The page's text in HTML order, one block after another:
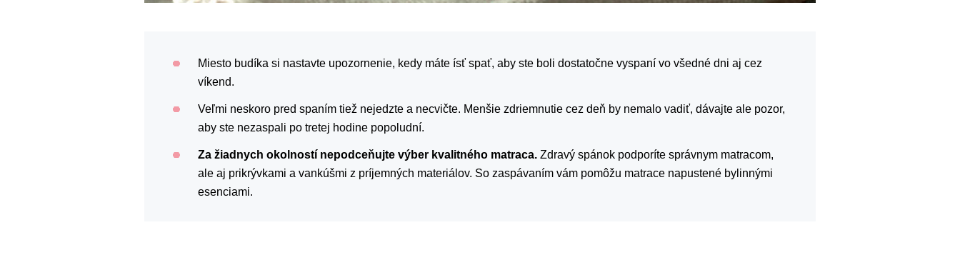
Miesto budíka si nastavte upozornenie, kedy máte ísť spať, aby ste boli dostatočne vyspaní vo všedné dni aj cez
víkend.
Veľmi neskoro pred spaním tiež nejedzte a necvičte. Menšie zdriemnutie cez deň by nemalo vadiť, dávajte ale pozor,
aby ste nezaspali po tretej hodine popoludní.
Za žiadnych okolností nepodceňujte výber kvalitného matraca. Zdravý spánok podporíte správnym matracom,
ale aj prikrývkami a vankúšmi z príjemných materiálov. So zaspávaním vám pomôžu matrace napustené bylinnými
esenciami.